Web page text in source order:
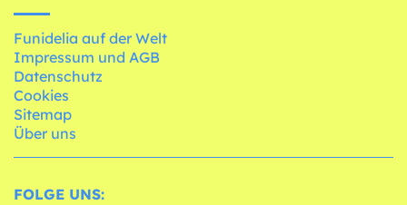
Funidelia auf der Welt
Impressum und AGB
Datenschutz
Cookies
Sitemap
Über uns
FOLGE UNS: